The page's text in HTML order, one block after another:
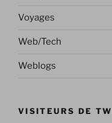
Voyages
Web/Tech
Weblogs
VISITEURS DE